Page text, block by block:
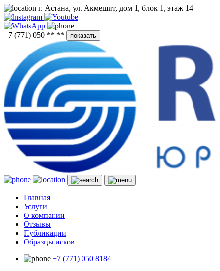
г. Астана, ул. Акмешит, дом 1, блок 1, этаж 14
+7 (771) 050 ** ** показать
Главная
Услуги
О компании
Отзывы
Публикации
Образцы исков
+7 (771) 050 8184